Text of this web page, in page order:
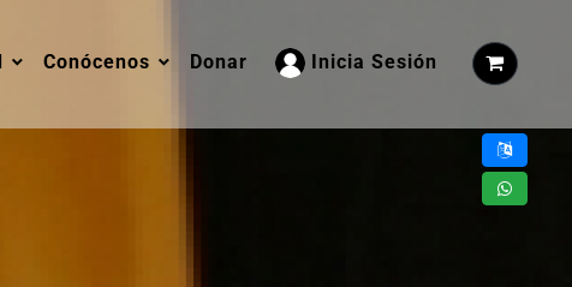
Conócenos Donar Inicia Sesión